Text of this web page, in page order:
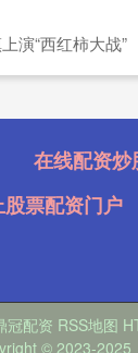
演“西红柿大战”
在线配资炒
票配资门户
冠配资 RSS地图
© 2023-2025